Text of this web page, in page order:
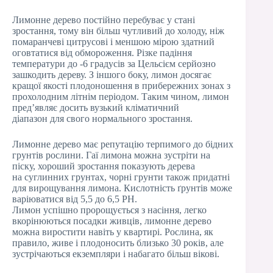
Лимонне дерево постійно перебуває у стані
зростання, тому він більш чутливий до холоду, ніж
помаранчеві цитрусові і меншою мірою здатний
оговтатися від обмороження. Різке падіння
температури до -6 градусів за Цельсієм серйозно
зашкодить дереву. З іншого боку, лимон досягає
кращої якості плодоношення в прибережних зонах з
прохолодним літнім періодом. Таким чином, лимон
пред’являє досить вузький кліматичний
діапазон для свого нормального зростання.
Лимонне дерево має репутацію терпимого до бідних
грунтів рослини. Гаї лимона можна зустріти на
піску, хороший зростання показують дерева
на суглинних грунтах, чорні грунти також придатні
для вирощування лимона. Кислотність ґрунтів може
варіюватися від 5,5 до 6,5 PH.
Лимон успішно пророщується з насіння, легко
вкорінюються посадки живців, лимонне дерево
можна виростити навіть у квартирі. Рослина, як
правило, живе і плодоносить близько 30 років, але
зустрічаються екземпляри і набагато більш вікові.